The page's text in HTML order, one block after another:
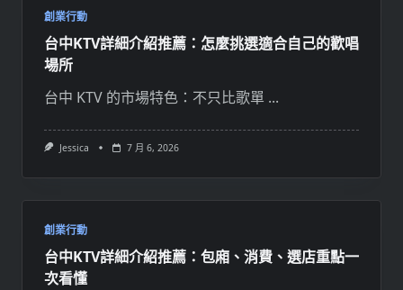
創業行動
台中KTV詳細介紹推薦：怎麼挑選適合自己的歡唱
場所
台中 KTV 的市場特色：不只比歌單 ...
Jessica 7 月 6, 2026
創業行動
台中KTV詳細介紹推薦：包廂、消費、選店重點一
次看懂